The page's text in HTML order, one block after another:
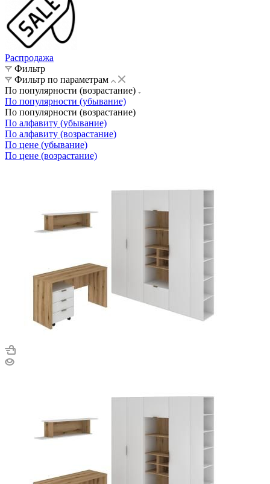
Распродажа
Фильтр
Фильтр по параметрам
По популярности (возрастание)
По популярности (убывание)
По популярности (возрастание)
По алфавиту (убывание)
По алфавиту (возрастание)
По цене (убывание)
По цене (возрастание)